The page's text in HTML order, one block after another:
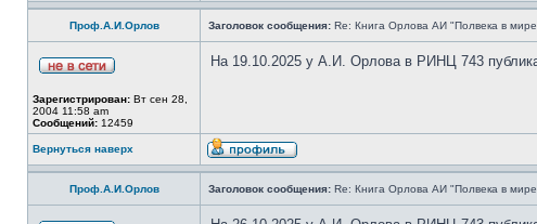
Проф.А.И.Орлов Заголовок сообщения: Re: Книга Орлова АИ "Полвека в
Зарегистрирован: Вт сен 28,
2004 11:58 am
Сообщений: 12459
На 19.10.2025 у А.И. Орлова в РИНЦ 743
Вернуться наверх
Проф.А.И.Орлов Заголовок сообщения: Re: Книга Орлова АИ "Полвека в